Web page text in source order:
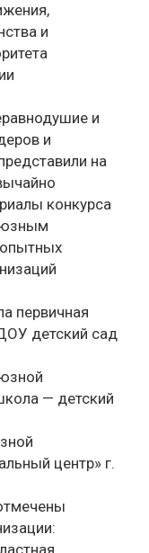
и
и
и
на
конкурса
первичная
детский сад
— детский
центр» г.